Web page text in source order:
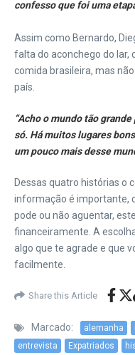
confesso que foi uma
Assim como Bernardo,
falta do aconchego do lar,
comida brasileira, mas
país.
“Acho o mundo tão
só. Há muitos lugares
um pouco mais desse
Dessas quatro histórias o
informação é importante,
pode ou não aguentar,
financeiramente. A
algo que te agrade e que
facilmente.
Share this Article
Marcado: alemanha
entrevista
Expatriados